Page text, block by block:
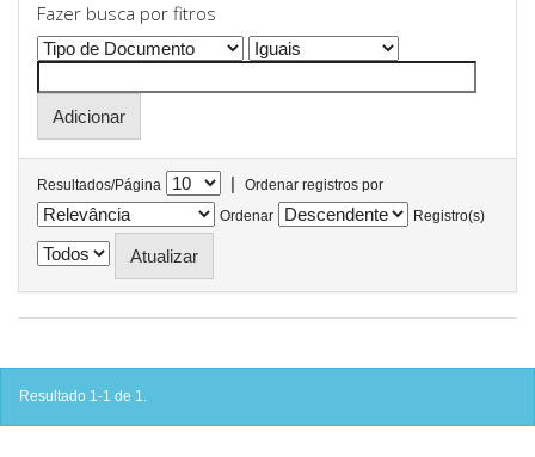
Fazer busca por fitros
Resultados/Página |
Ordenar registros por
Ordenar
Registro(s)
Resultado 1-1 de 1.